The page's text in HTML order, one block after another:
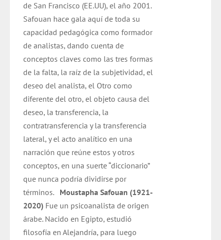
de San Francisco (EE.UU), el año 2001.
Safouan hace gala aquí de toda su
capacidad pedagógica como formador
de analistas, dando cuenta de
conceptos claves como las tres formas
de la falta, la raíz de la subjetividad, el
deseo del analista, el Otro como
diferente del otro, el objeto causa del
deseo, la transferencia, la
contratransferencia y la transferencia
lateral, y el acto analítico en una
narración que reúne estos y otros
conceptos, en una suerte “diccionario”
que nunca podría dividirse por
términos. Moustapha Safouan (1921-
2020) Fue un psicoanalista de origen
árabe. Nacido en Egipto, estudió
filosofía en Alejandría, para luego